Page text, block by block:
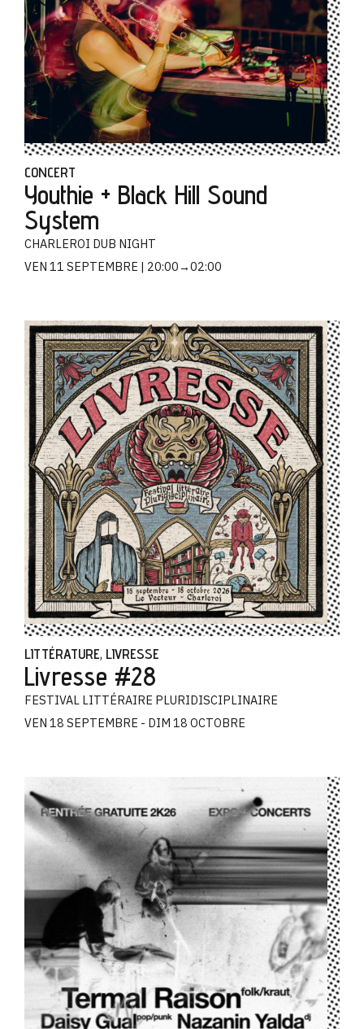
CONCERT
Youthie + Black Hill Sound
System
CHARLEROI DUB NIGHT
VEN 11 SEPTEMBRE
20:00→02:00
LITTÉRATURE, LIVRESSE
Livresse #28
FESTIVAL LITTÉRAIRE PLURIDISCIPLINAIRE
VEN 18 SEPTEMBRE - DIM 18 OCTOBRE